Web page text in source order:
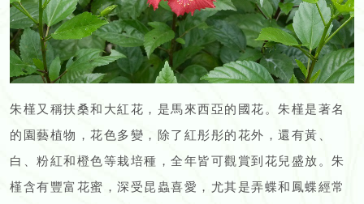
朱槿又稱扶桑和大紅花，是馬來西亞的國花。朱槿是著名
的園藝植物，花色多變，除了紅彤彤的花外，還有黃、
白、粉紅和橙色等栽培種，全年皆可觀賞到花兒盛放。朱
槿含有豐富花蜜，深受昆蟲喜愛，尤其是弄蝶和鳳蝶經常